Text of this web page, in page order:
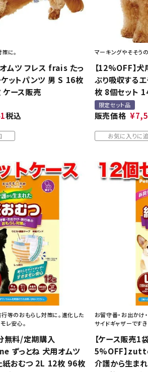
に。
ムツ フレス frais たっ
ットパンツ 男 S 16枚
ース販売
税込
マーキングやそそう
【12%OFF】
ぷり吸収する
枚 8個セット
限定セット品
販売価格 ¥
お気に入りに
等のおもらし対策に。進化した
レ安心。
無料/定期購入
ずっとね 犬用オムツ
紙おむつ 2L 12枚 96枚
お留守番・お出かけ
サイドギャザーです
【ケース販売
5%OFF】
介護から生ま